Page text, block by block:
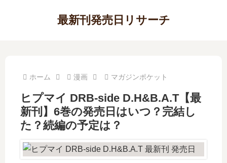
最新刊発売日リサーチ
ホーム 漫画 マガジンポケット
ヒプマイ DRB-side D.H&B.A.T【最
新刊】6巻の発売日はいつ？完結し
た？続編の予定は？